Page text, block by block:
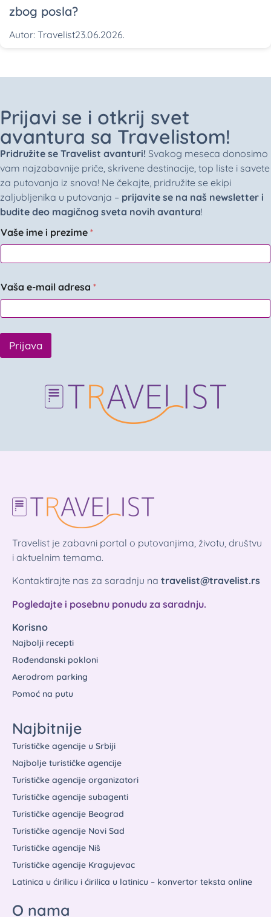
zbog posla?
Autor: Travelist23.06.2026.
Prijavi se i otkrij svet
avantura sa Travelistom!
Pridružite se Travelist avanturi! Svakog meseca donosimo
vam najzabavnije priče, skrivene destinacije, top liste i savete
za putovanja iz snova! Ne čekajte, pridružite se ekipi
zaljubljenika u putovanja – prijavite se na naš newsletter i
budite deo magičnog sveta novih avantura!
Vaše ime i prezime *
Vaša e-mail adresa *
Prijava
Travelist je zabavni portal o putovanjima, životu, društvu
i aktuelnim temama.
Kontaktirajte nas za saradnju na travelist@travelist.rs
Pogledajte i posebnu ponudu za saradnju.
Korisno
Najbolji recepti
Rođendanski pokloni
Aerodrom parking
Pomoć na putu
Najbitnije
Turističke agencije u Srbiji
Najbolje turističke agencije
Turističke agencije organizatori
Turističke agencije subagenti
Turističke agencije Beograd
Turističke agencije Novi Sad
Turističke agencije Niš
Turističke agencije Kragujevac
Latinica u ćirilicu i ćirilica u latinicu – konvertor teksta online
O nama